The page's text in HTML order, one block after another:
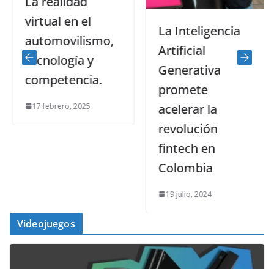
virtual en el
automovilismo,
tecnología y
competencia.
17 febrero, 2025
La Inteligencia
Artificial
Generativa
promete
acelerar la
revolución
fintech en
Colombia
19 julio, 2024
Videojuegos